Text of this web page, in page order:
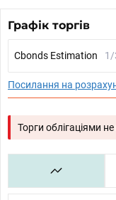
Графік торгів
Cbonds Estimation 1/
Посилання на
Торги облігаціями